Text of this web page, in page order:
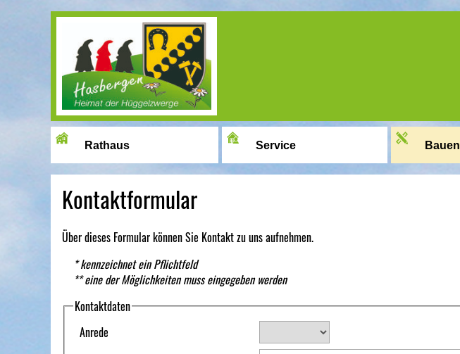
Rathaus Service Bauen
Kontaktformular
Über dieses Formular können Sie Kontakt zu uns aufnehmen.
* kennzeichnet ein Pflichtfeld
** eine der Möglichkeiten muss eingegeben werden
Kontaktdaten
Anrede